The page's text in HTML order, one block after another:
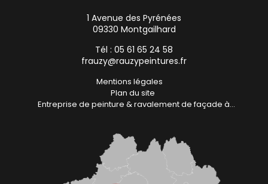
1 Avenue des Pyrénées
09330 Montgailhard
Tél : 05 61 65 24 58
frauzy@rauzypeintures.fr
Mentions légales
Plan du site
Entreprise de peinture & ravalement de façade à...